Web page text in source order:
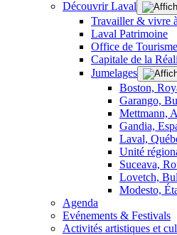
Découvrir Laval
Travailler & vivre
Laval Patrimoine
Office de
Capitale de la
Jumelages
Boston,
Garango,
Mettmann,
Gandia,
Laval,
Unité
Suceava,
Lovetch,
Modesto,
Agenda
Evénements & Festivals
Activités artistiques et